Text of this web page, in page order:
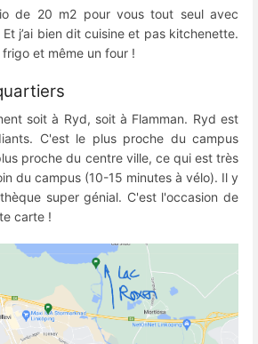
de 20 m2 pour vous tout seul avec
j’ai bien dit cuisine et pas kitchenette.
et même un four !
soit à Ryd, soit à Flamman. Ryd est
C'est le plus proche du campus
proche du centre ville, ce qui est très
du campus (10-15 minutes à vélo). Il y
super génial. C'est l'occasion de
carte !